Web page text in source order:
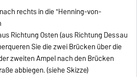
rechts in die "Henning-von-
Richtung Osten (aus Richtung Dessau
Sie die zwei Brücken über die
zweiten Ampel nach den Brücken
abbiegen. (siehe Skizze)